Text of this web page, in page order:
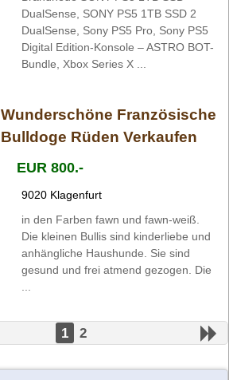
DualSense, SONY PS5 1TB SSD 2
DualSense, Sony PS5 Pro, Sony PS5
Digital Edition-Konsole – ASTRO BOT-
Bundle, Xbox Series X ...
Wunderschöne Französische
Bulldoge Rüden Verkaufen
EUR 800.-
9020 Klagenfurt
in den Farben fawn und fawn-weiß.
Die kleinen Bullis sind kinderliebe und
anhängliche Haushunde. Sie sind
gesund und frei atmend gezogen. Die
1 2